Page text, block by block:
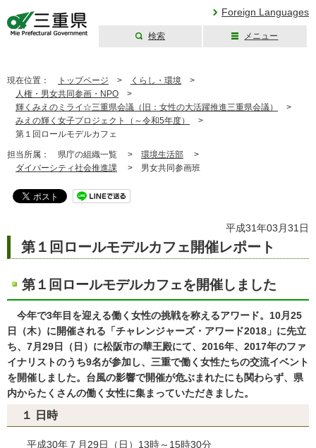
Foreign Languages
検索 メニュー
現在位置： トップページ > くらし・環境 >
人権・男女共同参画・NPO >
輝くみえのミライ☆三重県会議（旧：女性の大活躍推進三重県会議）
>
みえの輝く女子プロジェクト（～令和5年度）
>
第１回ロールモデルカフェ
担当所属： 県庁の組織一覧 > 環境生活部 >
ダイバーシティ社会推進課 > 男女共同参画班
平成31年03月31日
第１回ロールモデルカフェ開催レポート
第１回ロールモデルカフェを開催しました
今年で3年目を迎える働く女性の挑戦を称えるアワード。10月25
日（木）に開催される「チャレンジャーズ・アワード2018」に先立
ち、7月29日（日）に松阪市の華王殿にて、2016年、2017年のファ
イナリストのうち9名が参加し、三重で働く女性たちの交流イベント
を開催しました。台風の影響で開催が危ぶまれたにも関わらず、県
内からたくさんの働く女性に集まっていただきました。
１ 日時
平成30年７月29日（日）13時～15時30分